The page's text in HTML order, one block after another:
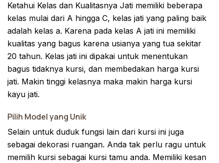
Ketahui Kelas dan Kualitasnya Jati memiliki beberapa
kelas mulai dari A hingga C, kelas jati yang paling baik
adalah kelas a. Karena pada kelas A jati ini memiliki
kualitas yang bagus karena usianya yang tua sekitar
20 tahun. Kelas jati ini dipakai untuk menentukan
bagus tidaknya kursi, dan membedakan harga kursi
jati. Makin tinggi kelasnya maka makin harga kursi
kayu jati.
Pilih Model yang Unik
Selain untuk duduk fungsi lain dari kursi ini juga
sebagai dekorasi ruangan. Anda tak perlu ragu untuk
memilih kursi sebagai kursi tamu anda. Memiliki kesan